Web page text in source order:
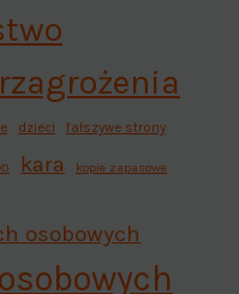
dzieci fałszywe strony
kara kopie zapasowe
osobowych